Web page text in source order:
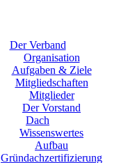
Der Verband
Organisation
Aufgaben & Ziele
Mitgliedschaften
Mitglieder
Der Vorstand
Dach
Wissenswertes
Aufbau
Gründachzertifizierung